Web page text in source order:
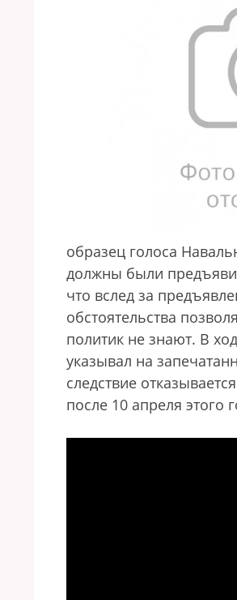
образец голоса
должны были
что вслед за
обстоятельства
политик не знают. В
указывал на
следствие
после 10 апреля этого